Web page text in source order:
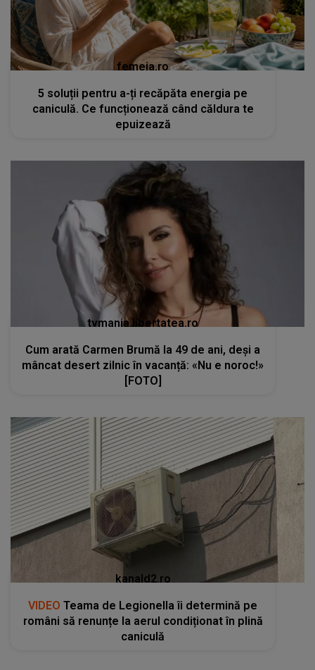
femeia.ro
5 soluții pentru a-ți recăpăta energia pe
caniculă. Ce funcționează când căldura te
epuizează
tvmania.libertatea.ro
Cum arată Carmen Brumă la 49 de ani, deși a
mâncat desert zilnic în vacanță: «Nu e noroc!»
[FOTO]
kanald2.ro
VIDEO Teama de Legionella îi determină pe
români să renunțe la aerul condiționat în plină
caniculă